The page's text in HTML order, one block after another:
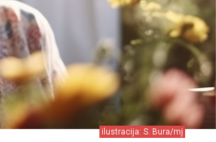
ilustracija: S. Bura/mj